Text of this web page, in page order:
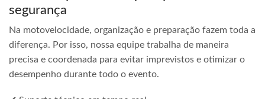
segurança
Na motovelocidade, organização e preparação fazem toda a
diferença. Por isso, nossa equipe trabalha de maneira
precisa e coordenada para evitar imprevistos e otimizar o
desempenho durante todo o evento.